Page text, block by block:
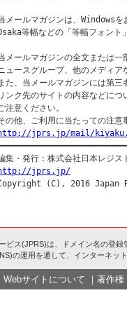
メールマガジンは、Windowsを
等幅などの「等幅フォント
メールマガジンの全文または一
ュースグループ、他のメディ
た、当メールマガジンには第
ンク先のサイトの内容などに
注意ください。
jprs.jp/mail/
jprs.jp/
ビス(JPRS)は、ドメイン名の登録
の運用を通して、インターネッ
Webサイトについて ｜ 著作権